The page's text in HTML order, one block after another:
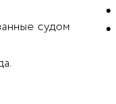
судом